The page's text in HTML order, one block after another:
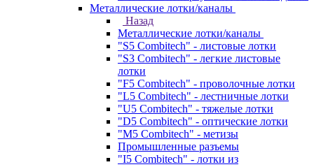
Металлические лотки/каналы
Назад
Металлические лотки/каналы
"S5 Combitech" - листовые лотки
"S3 Combitech" - легкие листовые
лотки
"F5 Combitech" - проволочные лотки
"L5 Combitech" - лестничные лотки
"U5 Combitech" - тяжелые лотки
"D5 Combitech" - оптические лотки
"M5 Combitech" - метизы
Промышленные разъемы
"I5 Combitech" - лотки из